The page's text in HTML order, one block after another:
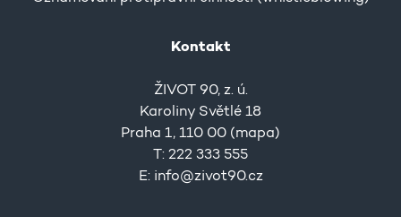
Kontakt
ŽIVOT 90, z. ú.
Karoliny Světlé 18
Praha 1, 110 00 (mapa)
T: 222 333 555
E: info@zivot90.cz